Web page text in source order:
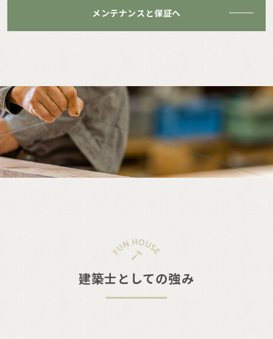
メンテナンスと保証へ
建築士としての強み